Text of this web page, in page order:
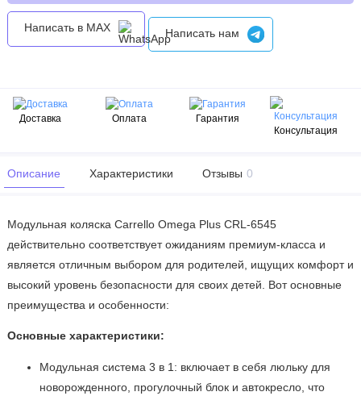
Написать в MAX Написать нам
Доставка Оплата
Гарантия
Консультация
Описание Характеристики Отзывы 0
Модульная коляска Carrello Omega Plus CRL-6545
действительно соответствует ожиданиям премиум-класса и
является отличным выбором для родителей, ищущих комфорт и
высокий уровень безопасности для своих детей. Вот основные
преимущества и особенности:
Основные характеристики:
Модульная система 3 в 1: включает в себя люльку для
новорожденного, прогулочный блок и автокресло, что